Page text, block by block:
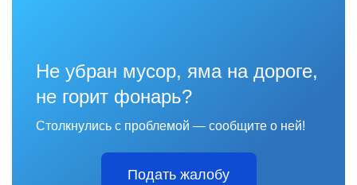
Не убран мусор, яма на дороге,
не горит фонарь?
Столкнулись с проблемой — сообщите о ней!
Подать жалобу